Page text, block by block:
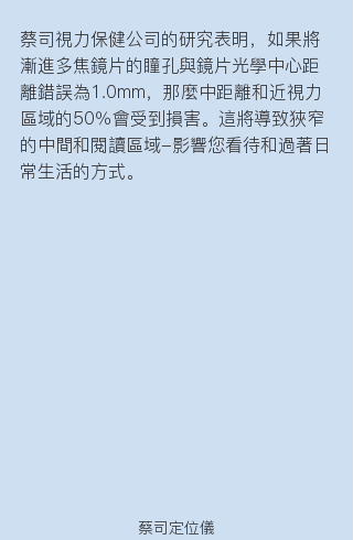
蔡司視力保健公司的研究表明，如果將
漸進多焦鏡片的瞳孔與鏡片光學中心距
離錯誤為1.0mm，那麼中距離和近視力
區域的50％會受到損害。這將導致狹窄
的中間和閱讀區域-影響您看待和過著日
常生活的方式。
蔡司定位儀